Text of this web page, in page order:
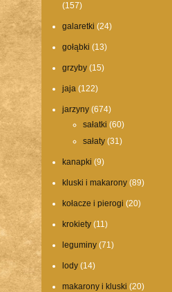
(157)
galaretki (24)
gołąbki (13)
grzyby (15)
jaja (122)
jarzyny (674)
sałatki (60)
sałaty (31)
kanapki (9)
kluski i makarony (89)
kołacze i pierogi (20)
krokiety (11)
leguminy (71)
lody (14)
makarony i kluski (20)